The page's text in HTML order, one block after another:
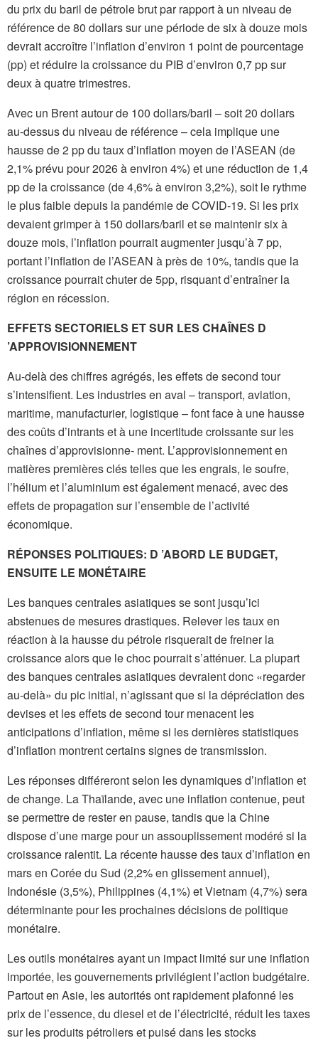
du prix du baril de pétrole brut par rapport à un niveau de
référence de 80 dollars sur une période de six à douze mois
devrait accroître l’inflation d’environ 1 point de pourcentage
(pp) et réduire la croissance du PIB d’environ 0,7 pp sur
deux à quatre trimestres.
Avec un Brent autour de 100 dollars/baril – soit 20 dollars
au-dessus du niveau de référence – cela implique une
hausse de 2 pp du taux d’inflation moyen de l’ASEAN (de
2,1% prévu pour 2026 à environ 4%) et une réduction de 1,4
pp de la croissance (de 4,6% à environ 3,2%), soit le rythme
le plus faible depuis la pandémie de COVID-19. Si les prix
devaient grimper à 150 dollars/baril et se maintenir six à
douze mois, l’inflation pourrait augmenter jusqu’à 7 pp,
portant l’inflation de l’ASEAN à près de 10%, tandis que la
croissance pourrait chuter de 5pp, risquant d’entraîner la
région en récession.
EFFETS SECTORIELS ET SUR LES CHAÎNES D
’APPROVISIONNEMENT
Au-delà des chiffres agrégés, les effets de second tour
s’intensifient. Les industries en aval – transport, aviation,
maritime, manufacturier, logistique – font face à une hausse
des coûts d’intrants et à une incertitude croissante sur les
chaînes d’approvisionne- ment. L’approvisionnement en
matières premières clés telles que les engrais, le soufre,
l’hélium et l’aluminium est également menacé, avec des
effets de propagation sur l’ensemble de l’activité
économique.
RÉPONSES POLITIQUES: D ’ABORD LE BUDGET,
ENSUITE LE MONÉTAIRE
Les banques centrales asiatiques se sont jusqu’ici
abstenues de mesures drastiques. Relever les taux en
réaction à la hausse du pétrole risquerait de freiner la
croissance alors que le choc pourrait s’atténuer. La plupart
des banques centrales asiatiques devraient donc «regarder
au-delà» du pic initial, n’agissant que si la dépréciation des
devises et les effets de second tour menacent les
anticipations d’inflation, même si les dernières statistiques
d’inflation montrent certains signes de transmission.
Les réponses différeront selon les dynamiques d’inflation et
de change. La Thaïlande, avec une inflation contenue, peut
se permettre de rester en pause, tandis que la Chine
dispose d’une marge pour un assouplissement modéré si la
croissance ralentit. La récente hausse des taux d’inflation en
mars en Corée du Sud (2,2% en glissement annuel),
Indonésie (3,5%), Philippines (4,1%) et Vietnam (4,7%) sera
déterminante pour les prochaines décisions de politique
monétaire.
Les outils monétaires ayant un impact limité sur une inflation
importée, les gouvernements privilégient l’action budgétaire.
Partout en Asie, les autorités ont rapidement plafonné les
prix de l’essence, du diesel et de l’électricité, réduit les taxes
sur les produits pétroliers et puisé dans les stocks